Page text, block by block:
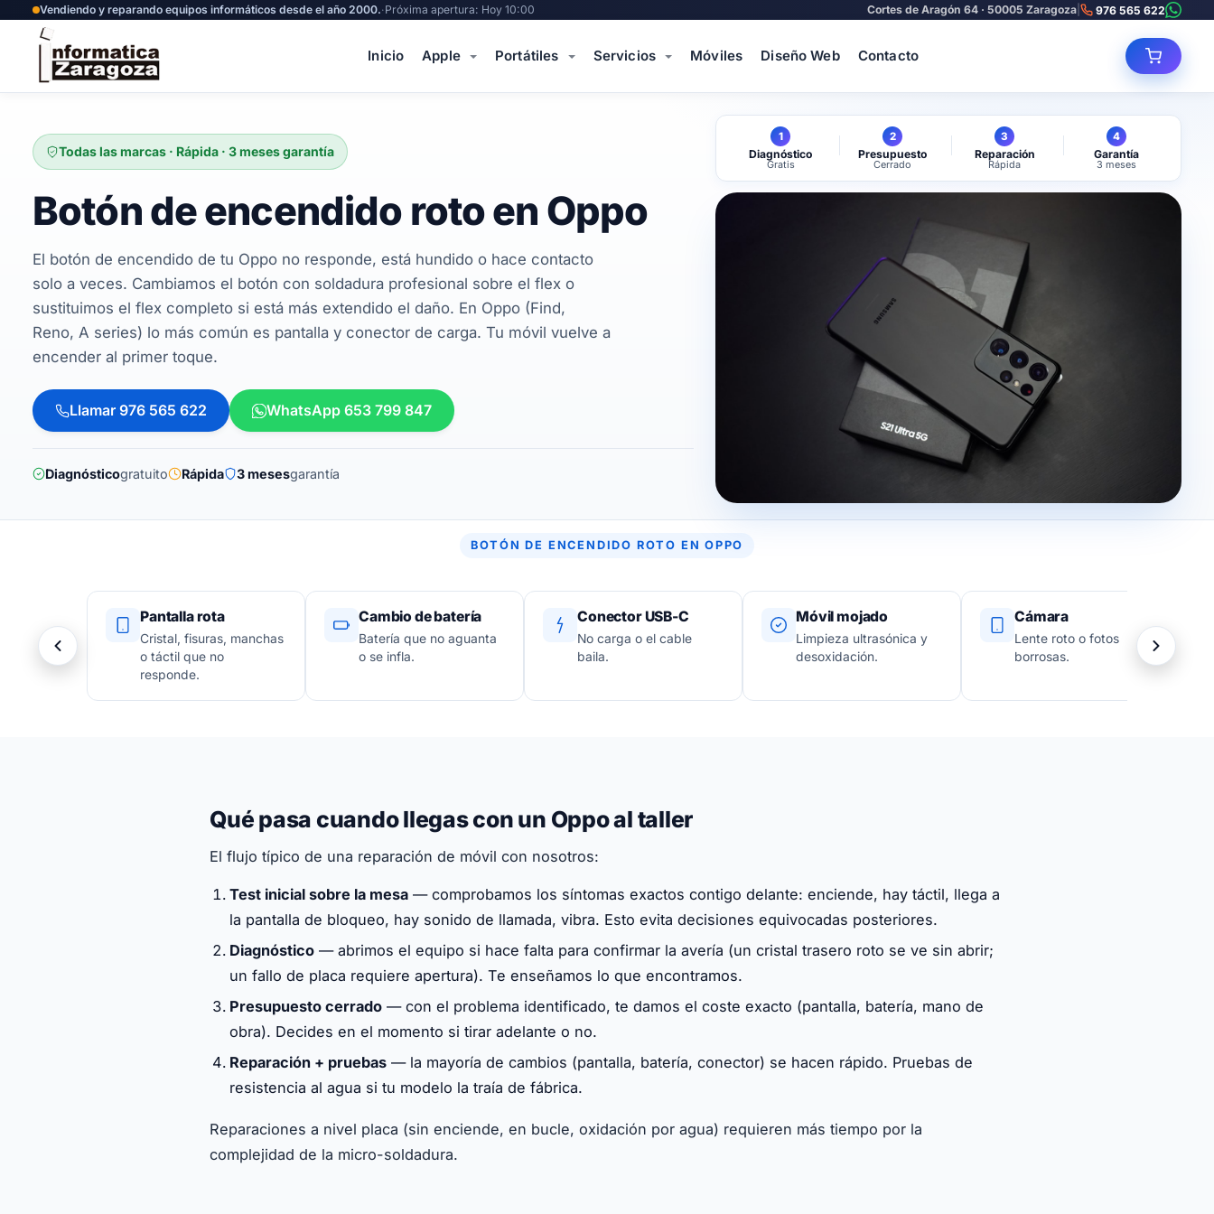
Vendiendo y reparando equipos informáticos desde el año 2000.·Próxima apertura: Hoy 10:00 Cortes de Aragón 64 · 50005 Zaragoza 976 565 622
Inicio Apple Portátiles Servicios Móviles Diseño Web Contacto
Todas las marcas · Rápida · 3 meses garantía
Botón de encendido roto en Oppo
El botón de encendido de tu Oppo no responde, está hundido o hace contacto
solo a veces. Cambiamos el botón con soldadura profesional sobre el flex o
sustituimos el flex completo si está más extendido el daño. En Oppo (Find,
Reno, A series) lo más común es pantalla y conector de carga. Tu móvil vuelve a
encender al primer toque.
Llamar 976 565 622 WhatsApp 653 799 847
Diagnósticogratuito Rápida 3 mesesgarantía
1
Diagnóstico
Gratis
2
Presupuesto
Cerrado
3
Reparación
Rápida
4
Garantía
3 meses
BOTÓN DE ENCENDIDO ROTO EN OPPO
Pantalla rota
Cristal, fisuras, manchas
o táctil que no
responde.
Cambio de batería
Batería que no aguanta
o se infla.
Conector USB-C
No carga o el cable
baila.
Móvil mojado
Limpieza ultrasónica y
desoxidación.
Cámara
Lente roto o fotos
borrosas.
Qué pasa cuando llegas con un Oppo al taller
El flujo típico de una reparación de móvil con nosotros:
Test inicial sobre la mesa — comprobamos los síntomas exactos contigo delante: enciende, hay táctil, llega a
la pantalla de bloqueo, hay sonido de llamada, vibra. Esto evita decisiones equivocadas posteriores.
Diagnóstico — abrimos el equipo si hace falta para confirmar la avería (un cristal trasero roto se ve sin abrir;
un fallo de placa requiere apertura). Te enseñamos lo que encontramos.
Presupuesto cerrado — con el problema identificado, te damos el coste exacto (pantalla, batería, mano de
obra). Decides en el momento si tirar adelante o no.
Reparación + pruebas — la mayoría de cambios (pantalla, batería, conector) se hacen rápido. Pruebas de
resistencia al agua si tu modelo la traía de fábrica.
Reparaciones a nivel placa (sin enciende, en bucle, oxidación por agua) requieren más tiempo por la
complejidad de la micro-soldadura.